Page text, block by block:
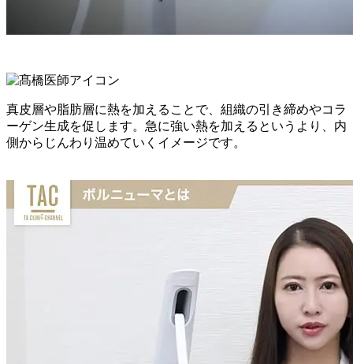
真皮層や脂肪層に熱を加えることで、組織の引き締めやコラ
ーゲン生成を促します。急に強い熱を加えるというより、内
側からじんわり温めていくイメージです。